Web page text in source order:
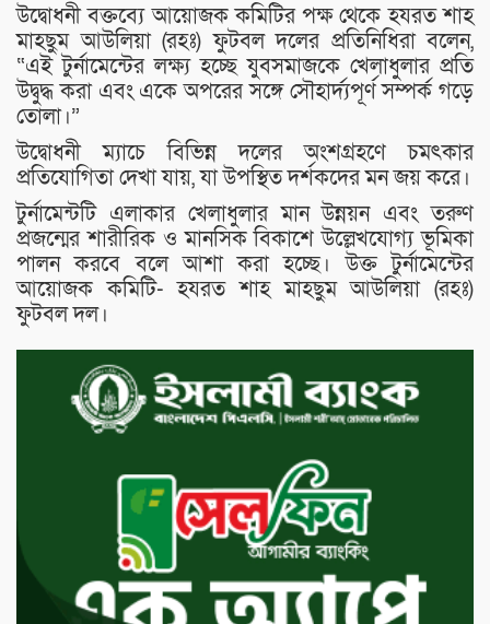
উদ্বোধনী বক্তব্যে আয়োজক কমিটির পক্ষ থেকে হযরত শাহ
মাহছুম আউলিয়া (রহঃ) ফুটবল দলের প্রতিনিধিরা বলেন,
“এই টুর্নামেন্টের লক্ষ্য হচ্ছে যুবসমাজকে খেলাধুলার প্রতি
উদ্বুদ্ধ করা এবং একে অপরের সঙ্গে সৌহার্দ্যপূর্ণ সম্পর্ক গড়ে
তোলা।”
উদ্বোধনী ম্যাচে বিভিন্ন দলের অংশগ্রহণে চমৎকার
প্রতিযোগিতা দেখা যায়, যা উপস্থিত দর্শকদের মন জয় করে।
টুর্নামেন্টটি এলাকার খেলাধুলার মান উন্নয়ন এবং তরুণ
প্রজন্মের শারীরিক ও মানসিক বিকাশে উল্লেখযোগ্য ভূমিকা
পালন করবে বলে আশা করা হচ্ছে। উক্ত টুর্নামেন্টের
আয়োজক কমিটি- হযরত শাহ মাহছুম আউলিয়া (রহঃ)
ফুটবল দল।